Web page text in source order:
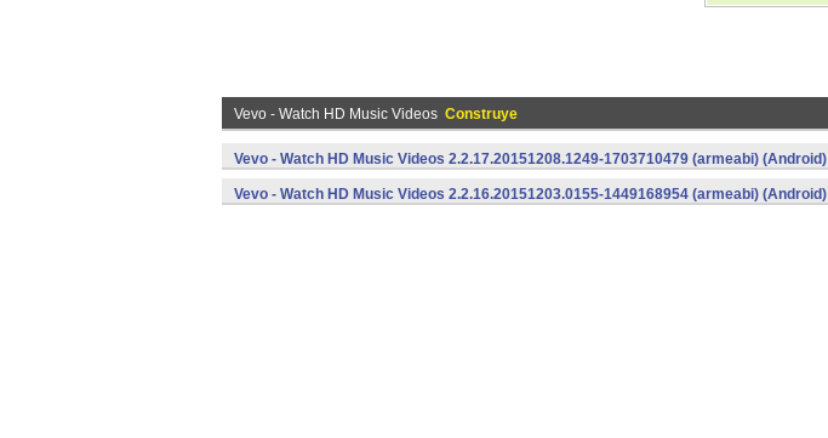
Vevo - Watch HD Music Videos Construye
Vevo - Watch HD Music Videos 2.2.17.20151208.1249-1703710479 (armeabi) (Android)
Vevo - Watch HD Music Videos 2.2.16.20151203.0155-1449168954 (armeabi) (Android)